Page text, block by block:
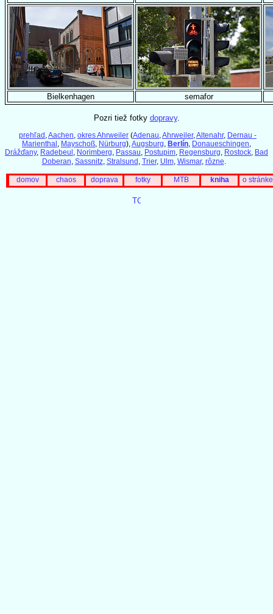
Bielkenhagen semafor
Pozri tiež fotky dopravy.
prehľad ,Aachen, okres Ahrweiler (Adenau,Ahrweiler,Altenahr, Dernau -
Marienthal , Mayschoß, Nürburg),Augsburg, Berlín, Donaueschingen,
Drážďany, Radebeul , Norimberg, Passau, Postupim, Regensburg, Rostock, Bad
Doberan, Sassnitz, Stralsund , Trier, Ulm, Wismar, rôzne.
domov chaos doprava fotky MTB kniha o stránke